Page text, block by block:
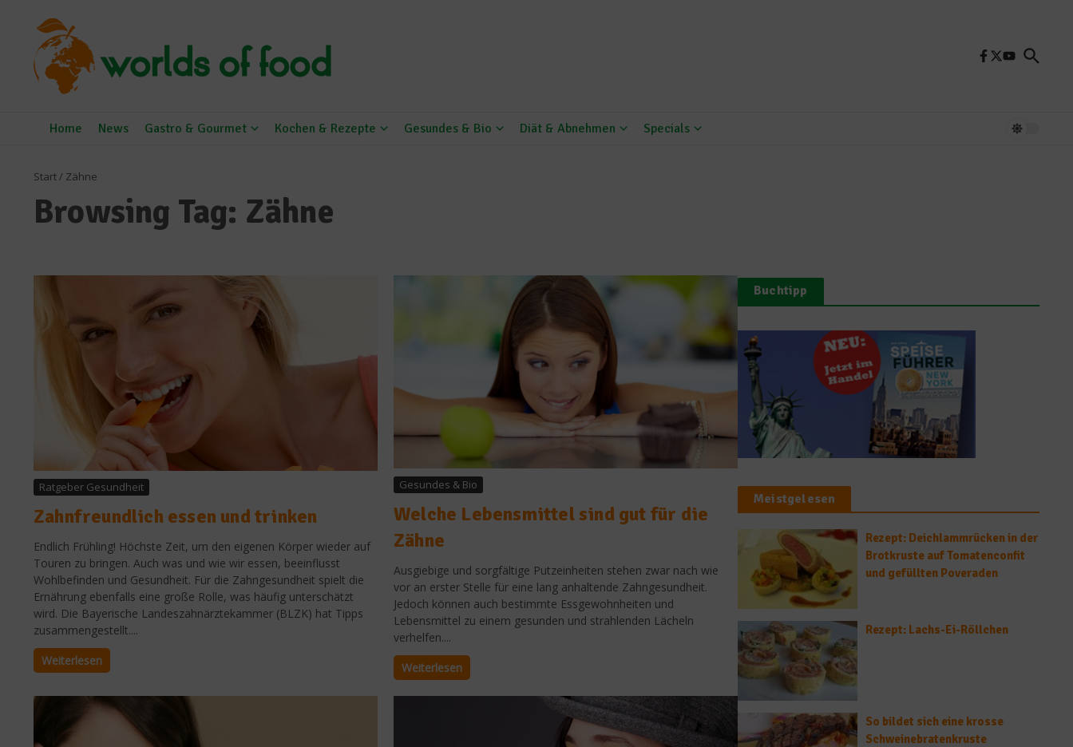
Home News Gastro & Gourmet Kochen & Rezepte Gesundes & Bio Diät & Abnehmen Specials
Start/ Zähne
Browsing Tag: Zähne
Ratgeber Gesundheit
Zahnfreundlich essen und trinken
Endlich Frühling! Höchste Zeit, um den eigenen Körper wieder auf
Touren zu bringen. Auch was und wie wir essen, beeinflusst
Wohlbefinden und Gesundheit. Für die Zahngesundheit spielt die
Ernährung ebenfalls eine große Rolle, was häufig unterschätzt
wird. Die Bayerische Landeszahnärztekammer (BLZK) hat Tipps
zusammengestellt....
Weiterlesen
Gesundes & Bio
Welche Lebensmittel sind gut für die
Zähne
Ausgiebige und sorgfältige Putzeinheiten stehen zwar nach wie
vor an erster Stelle für eine lang anhaltende Zahngesundheit.
Jedoch können auch bestimmte Essgewohnheiten und
Lebensmittel zu einem gesunden und strahlenden Lächeln
verhelfen....
Weiterlesen
Buchtipp
Meistgelesen
Rezept: Deichlammrücken in der
Brotkruste auf Tomatenconfit
und gefüllten Poveraden
Rezept: Lachs-Ei-Röllchen
So bildet sich eine krosse
Schweinebratenkruste